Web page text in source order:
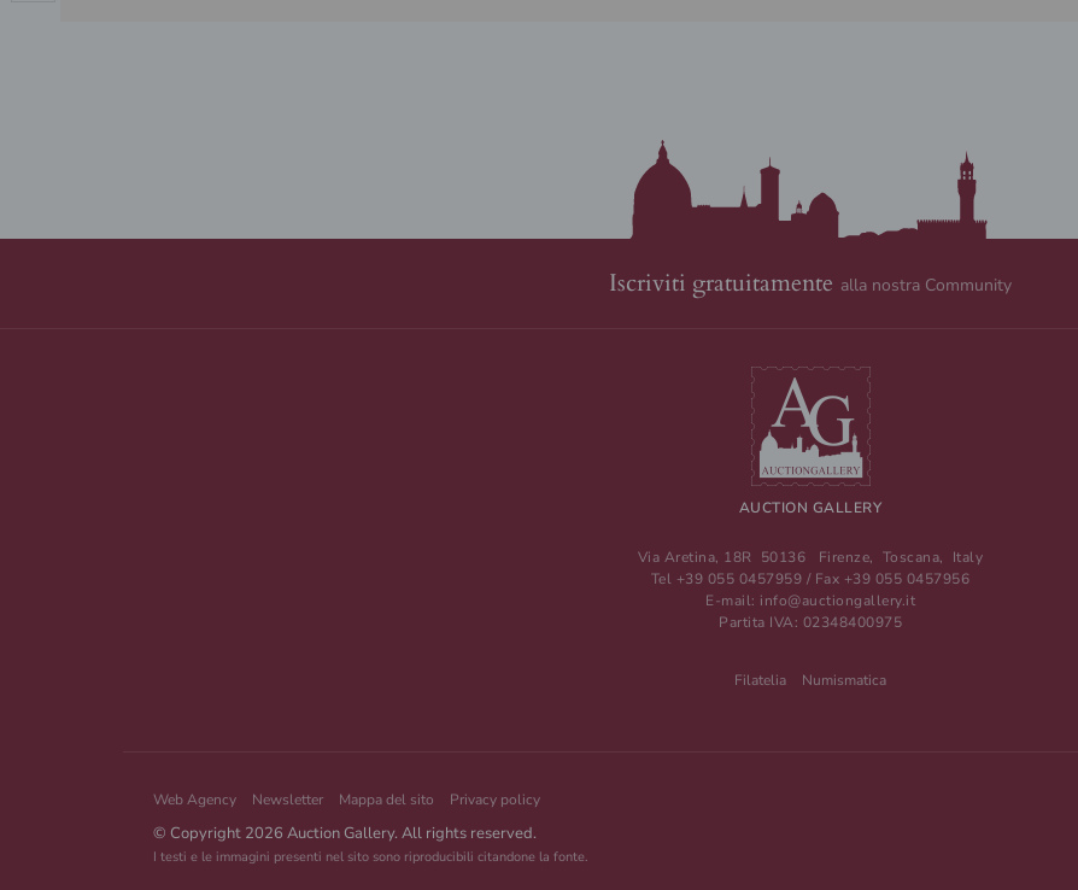
Iscriviti gratuitamente alla nostra Community
AUCTION GALLERY
Via Aretina, 18R 50136 Firenze, Toscana, Italy
Tel +39 055 0457959 / Fax +39 055 0457956
E-mail: info@auctiongallery.it
Partita IVA: 02348400975
Filatelia Numismatica
Web Agency Newsletter Mappa del sito Privacy policy
© Copyright 2026 Auction Gallery. All rights reserved.
I testi e le immagini presenti nel sito sono riproducibili citandone la fonte.